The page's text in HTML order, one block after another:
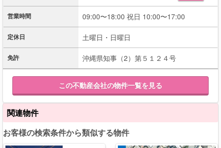
営業時間 09:00〜18:00 祝日 10:00〜17:00
定休日 土曜日・日曜日
免許 沖縄県知事（2）第５１２４号
この不動産会社の物件一覧を見る
関連物件
お客様の検索条件から類似する物件